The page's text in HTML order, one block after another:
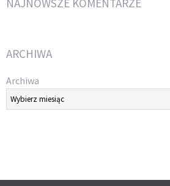
NAJNOWSZE KOMENTARZE
ARCHIWA
Archiwa